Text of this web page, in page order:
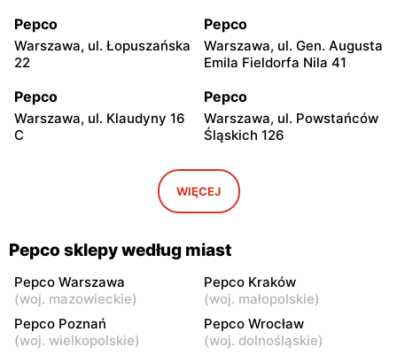
Pepco
Warszawa, ul. Łopuszańska
22
Pepco
Warszawa, ul. Gen. Augusta
Emila Fieldorfa Nila 41
Pepco
Warszawa, ul. Klaudyny 16
C
Pepco
Warszawa, ul. Powstańców
Śląskich 126
Warszawa, ul. Wrocławska
Pepco
Warszawa, ul. Świetlików 8
Pepco
Warszawa, ul. Rembielińska
20
Pepco
11
Warszawa, ul. Wierna 23 Warszawa, ul. Lazurowa 69
WIĘCEJ
Pepco sklepy według miast
Pepco Warszawa
(woj. mazowieckie)
Pepco Kraków
(woj. małopolskie)
Pepco Poznań
(woj. wielkopolskie)
Pepco Wrocław
(woj. dolnośląskie)